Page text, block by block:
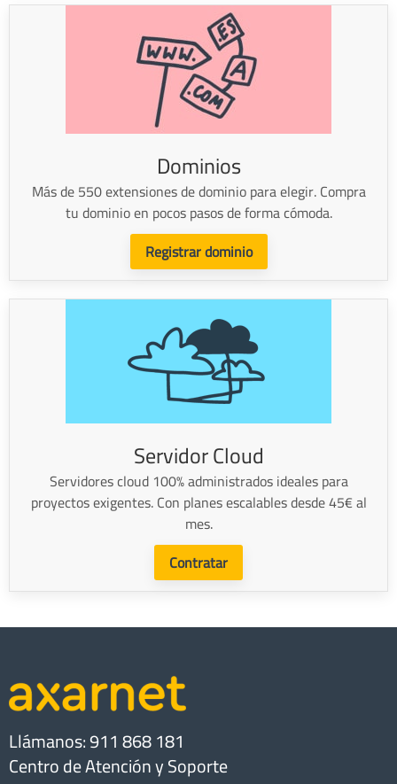
Dominios
Más de 550 extensiones de dominio para elegir. Compra
tu dominio en pocos pasos de forma cómoda.
Registrar dominio
Servidor Cloud
Servidores cloud 100% administrados ideales para
proyectos exigentes. Con planes escalables desde 45€ al
mes.
Contratar
Llámanos: 911 868 181
Centro de Atención y Soporte